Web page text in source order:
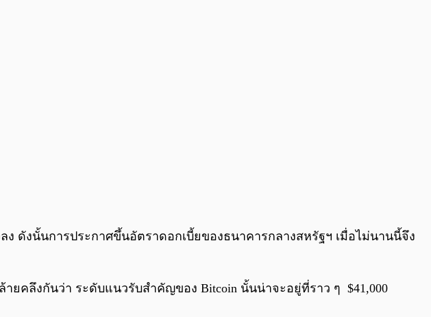
ง ดังนั้นการประกาศขึ้นอัตราดอกเบี้ยของธนาคารกลางสหรัฐฯ เมื่อไม่นานนี้จึง
ายคลึงกันว่า ระดับแนวรับสำคัญของ Bitcoin นั้นน่าจะอยู่ที่ราว ๆ $41,000